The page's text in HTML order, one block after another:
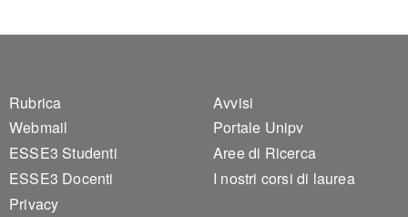
Footer 1
Rubrica
Webmail
ESSE3 Studenti
ESSE3 Docenti
Privacy
Footer 2
Avvisi
Portale Unipv
Aree di Ricerca
I nostri corsi di laurea